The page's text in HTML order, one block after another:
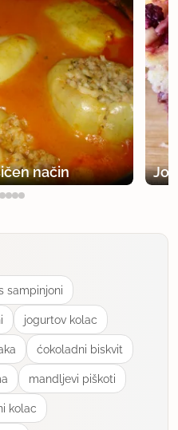
zmanjkalo idej,
način
sampinjoni
jogurtov kolac
ćokoladni biskvit
mandljevi piškoti
kolac